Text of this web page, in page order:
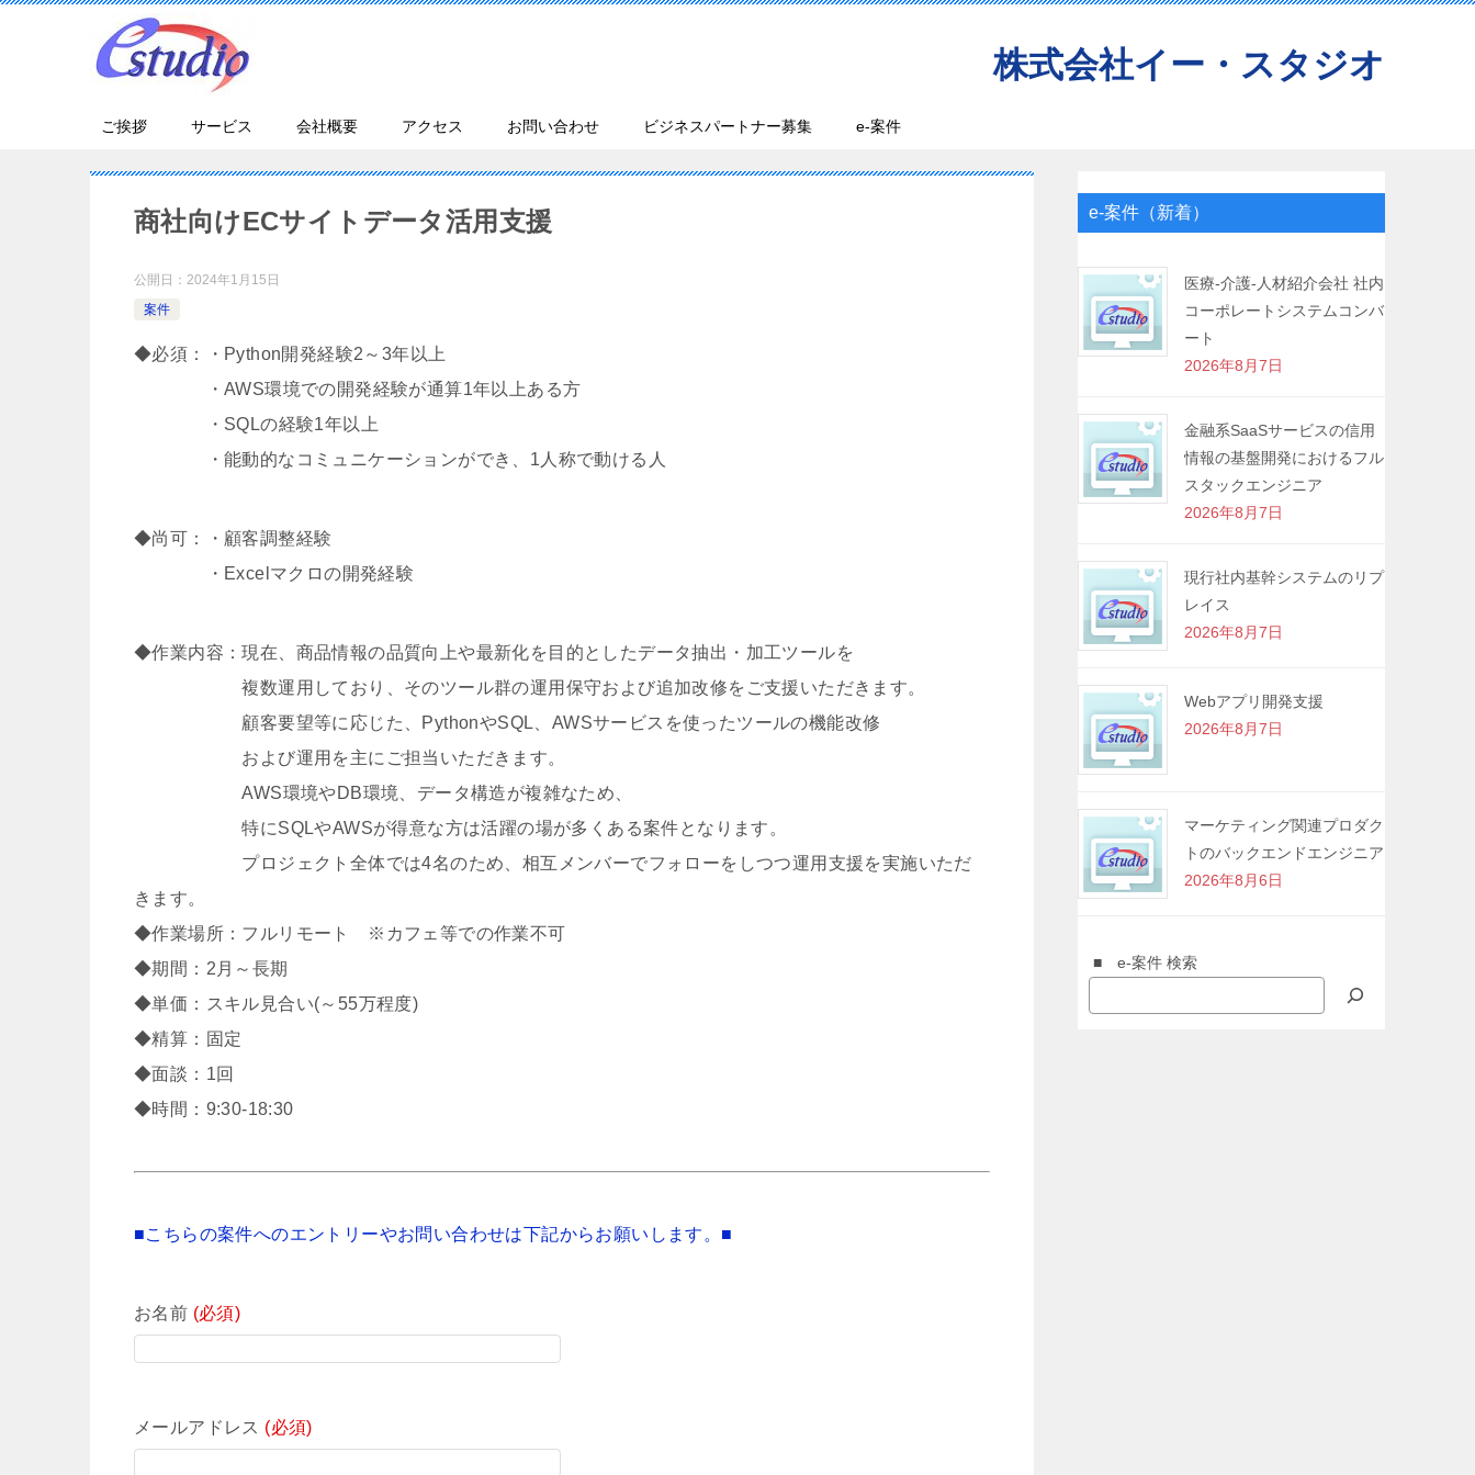
株式会社イー・スタジオ
ご挨拶 サービス 会社概要 アクセス お問い合わせ ビジネスパートナー募集 e-案件
商社向けECサイトデータ活用支援
公開日： 2024年1月15日
案件
◆必須：・Python開発経験2～3年以上
・AWS環境での開発経験が通算1年以上ある方
・SQLの経験1年以上
・能動的なコミュニケーションができ、1人称で動ける人
◆尚可：・顧客調整経験
・Excelマクロの開発経験
◆作業内容：現在、商品情報の品質向上や最新化を目的としたデータ抽出・加工ツールを
複数運用しており、そのツール群の運用保守および追加改修をご支援いただきます。
顧客要望等に応じた、PythonやSQL、AWSサービスを使ったツールの機能改修
および運用を主にご担当いただきます。
AWS環境やDB環境、データ構造が複雑なため、
特にSQLやAWSが得意な方は活躍の場が多くある案件となります。
プロジェクト全体では4名のため、相互メンバーでフォローをしつつ運用支援を実施いただ
きます。
◆作業場所：フルリモート ※カフェ等での作業不可
◆期間：2月～長期
◆単価：スキル見合い(～55万程度)
◆精算：固定
◆面談：1回
◆時間：9:30-18:30
■こちらの案件へのエントリーやお問い合わせは下記からお願いします。■
お名前 (必須)
メールアドレス (必須)
e-案件（新着）
医療-介護-人材紹介会社 社内
コーポレートシステムコンバ
ート
2026年8月7日
金融系SaaSサービスの信用
情報の基盤開発におけるフル
スタックエンジニア
2026年8月7日
現行社内基幹システムのリプ
レイス
2026年8月7日
Webアプリ開発支援
2026年8月7日
マーケティング関連プロダク
トのバックエンドエンジニア
2026年8月6日
■ e-案件 検索